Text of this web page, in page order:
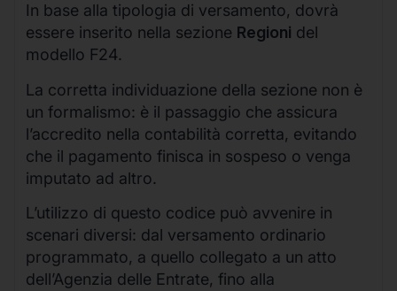
In base alla tipologia di versamento, dovrà
essere inserito nella sezione Regioni del
modello F24.
La corretta individuazione della sezione non è
un formalismo: è il passaggio che assicura
l’accredito nella contabilità corretta, evitando
che il pagamento finisca in sospeso o venga
imputato ad altro.
L’utilizzo di questo codice può avvenire in
scenari diversi: dal versamento ordinario
programmato, a quello collegato a un atto
dell’Agenzia delle Entrate, fino alla